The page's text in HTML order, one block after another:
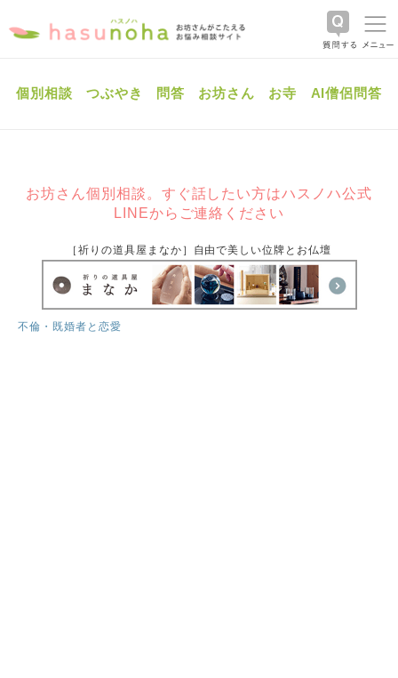
個別相談 つぶやき 問答 お坊さん お寺 AI僧侶問答
お坊さん個別相談。すぐ話したい方はハスノハ公式
LINEからご連絡ください
［祈りの道具屋まなか］自由で美しい位牌とお仏壇
不倫・既婚者と恋愛